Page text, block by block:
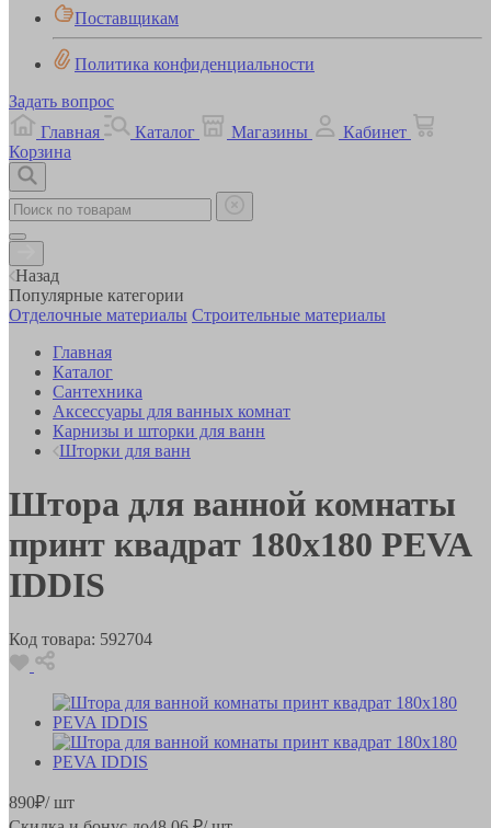
Поставщикам
Политика конфиденциальности
Задать вопрос
Главная
Каталог Магазины
Кабинет
Корзина
Назад
Популярные категории
Отделочные материалы Строительные материалы
Главная
Каталог
Сантехника
Аксессуары для ванных комнат
Карнизы и шторки для ванн
Шторки для ванн
Штора для ванной комнаты
принт квадрат 180х180 PEVA
IDDIS
Код товара: 592704
890₽/ шт